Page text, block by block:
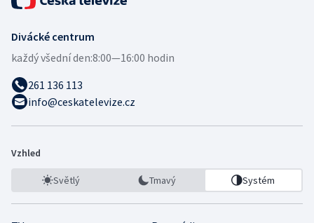
Divácké centrum
každý všední den:8:00—16:00 hodin
261 136 113
info@ceskatelevize.cz
Vzhled
Světlý Tmavý Systém